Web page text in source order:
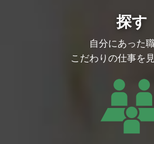
探す
自分にあった
こだわりの仕事を